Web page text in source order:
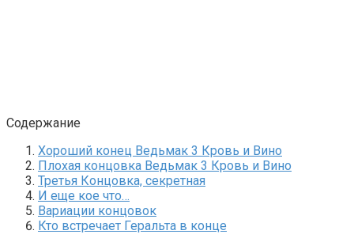
Содержание
Хороший конец Ведьмак 3 Кровь и Вино
Плохая концовка Ведьмак 3 Кровь и Вино
Третья Концовка, секретная
И еще кое что…
Вариации концовок
Кто встречает Геральта в конце